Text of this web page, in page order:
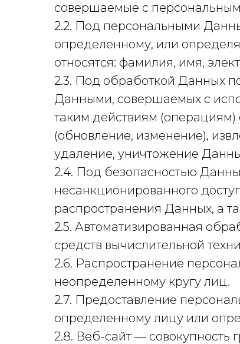
совершаемые с
2.2. Под персональными
определенному, или
относятся: фамилия, имя,
2.3. Под обработкой Данных
Данными, совершаемых с
таким действиям (операциям)
(обновление, изменение),
удаление, уничтожение
2.4. Под безопасностью
несанкционированного
распространения Данных, а
2.5. Автоматизированная
средств вычислительной
2.6. Распространение
неопределенному кругу лиц.
2.7. Предоставление
определенному лицу или
2.8. Веб-сайт —